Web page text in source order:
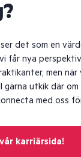
det som en
får nya
men när
gärna utkik där
med oss
karriärsida!